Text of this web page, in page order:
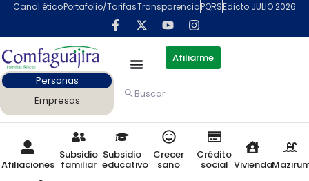
Canal éticoPortafolio/TarifasTransparenciaPQRSEdicto JULIO 2026
Afiliarme
Personas
Empresas
Buscar
Afiliaciones
Subsidio
familiar
Subsidio
educativo
Crecer
sano
Crédito
social Vivienda